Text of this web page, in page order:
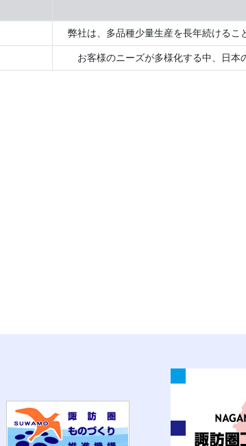
弊社は、多品種少量生産を長年続けるこ
お客様のニーズが多様化する中、日本の